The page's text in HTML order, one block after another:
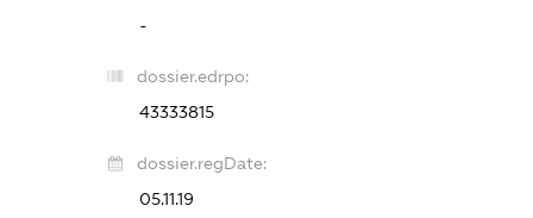
-
dossier.edrpo:
43333815
dossier.regDate:
05.11.19